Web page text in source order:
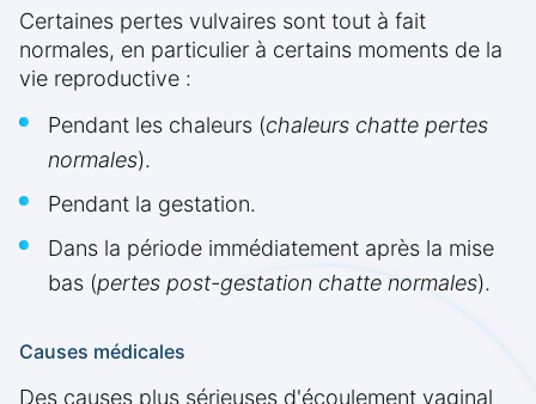
Certaines pertes vulvaires sont tout à fait
normales, en particulier à certains moments de la
vie reproductive :
Pendant les chaleurs (chaleurs chatte pertes
normales).
Pendant la gestation.
Dans la période immédiatement après la mise
bas (pertes post-gestation chatte normales).
Causes médicales
Des causes plus sérieuses d'écoulement vaginal